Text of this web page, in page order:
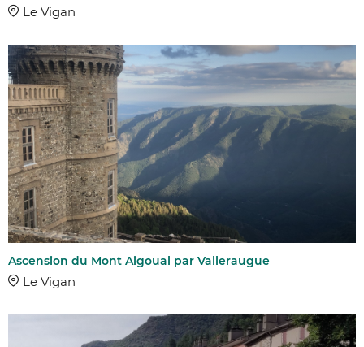
COMMUNES
Le Vigan
Ascension du Mont Aigoual par Valleraugue
Le Vigan